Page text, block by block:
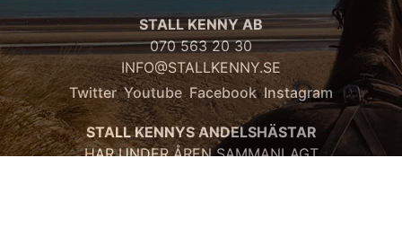
STALL KENNY AB
070 563 20 30
INFO@STALLKENNY.SE
Twitter Youtube Facebook Instagram
STALL KENNYS ANDELSHÄSTAR
HAR UNDER ÅREN SAMMANLAGT